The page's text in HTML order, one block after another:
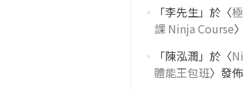
「李先生」於〈
課 Ninja Course
「陳泓潤 」於〈
體能王包班〉發